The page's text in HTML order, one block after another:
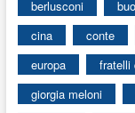
berlusconi
cina
conte
europa
fratelli
giorgia meloni